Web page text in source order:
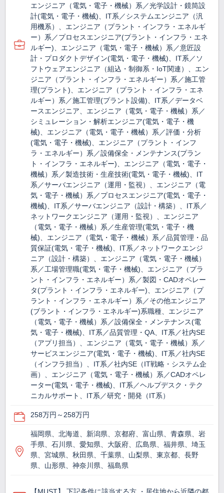
エンジニア（電気・電子・機械）系／光学設計・鏡筒設
計(電気・電子・機械)、IT系／システムエンジニア（汎
用機系）、エンジニア（プラント・インフラ・エネルギ
ー）系／プロセスエンジニア(プラント・インフラ・エネ
ルギー)、エンジニア（電気・電子・機械）系／意匠設
計・プロダクトデザイン(電気・電子・機械)、IT系／ソ
フトウェアエンジニア（組込・制御系・IoT関連）、エン
ジニア（プラント・インフラ・エネルギー）系／施工管
理(プラント)、エンジニア（プラント・インフラ・エネ
ルギー）系／施工管理(プラント設備)、IT系／データベ
ースエンジニア、エンジニア（電気・電子・機械）系／
シミュレーション・解析エンジニア(電気・電子・機
械)、エンジニア（電気・電子・機械）系／評価・分析
(電気・電子・機械)、エンジニア（プラント・インフ
ラ・エネルギー）系／設備保全・メンテナンス(プラン
ト・インフラ・エネルギー)、エンジニア（電気・電子・
機械）系／製造技術・生産技術(電気・電子・機械)、IT
系／サーバエンジニア（運用・監視）、エンジニア（電
気・電子・機械）系／プロセスエンジニア(電気・電子・
機械)、IT系／サーバエンジニア（設計・構築）、IT系／
ネットワークエンジニア（運用・監視）、エンジニア
（電気・電子・機械）系／生産管理(電気・電子・機
械)、エンジニア（電気・電子・機械）系／品質管理・品
質保証(電気・電子・機械)、IT系／ネットワークエンジ
ニア（設計・構築）、エンジニア（電気・電子・機械）
系／工場管理職(電気・電子・機械)、エンジニア（プラ
ント・インフラ・エネルギー）系／製図・CADオペレー
タ(プラント・インフラ・エネルギー)、エンジニア（プ
ラント・インフラ・エネルギー）系／その他エンジニア
(ブラント・インフラ・エネルギー)系職種、エンジニア
（電気・電子・機械）系／設備保全・メンテナンス(電
気・電子・機械)、IT系／品質管理・QA、IT系／社内SE
（アプリ担当）、エンジニア（電気・電子・機械）系／
サービスエンジニア(電気・電子・機械)、IT系／社内SE
（インフラ担当）、IT系／社内SE（IT戦略・システム企
画）、エンジニア（電気・電子・機械）系／CADオペレ
ーター(電気・電子・機械)、IT系／ヘルプデスク・テク
ニカルサポート、IT系／研究・開発（IT系）
258万円～258万円
福岡県、北海道、新潟県、京都府、富山県、青森県、岩
手県、石川県、愛知県、大阪府、広島県、福井県、埼玉
県、宮城県、秋田県、千葉県、山梨県、東京都、長野
県、山形県、神奈川県、福島県